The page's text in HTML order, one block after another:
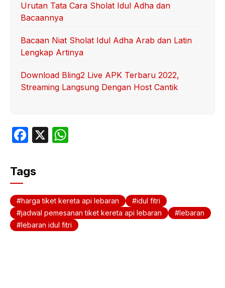
Urutan Tata Cara Sholat Idul Adha dan
Bacaannya
Bacaan Niat Sholat Idul Adha Arab dan Latin
Lengkap Artinya
Download Bling2 Live APK Terbaru 2022,
Streaming Langsung Dengan Host Cantik
F
c
e
b
o
o
X
A
p
p
Tags
harga tiket kereta api lebaran
idul fitri
jadwal pemesanan tiket kereta api lebaran
lebaran
lebaran idul fitri